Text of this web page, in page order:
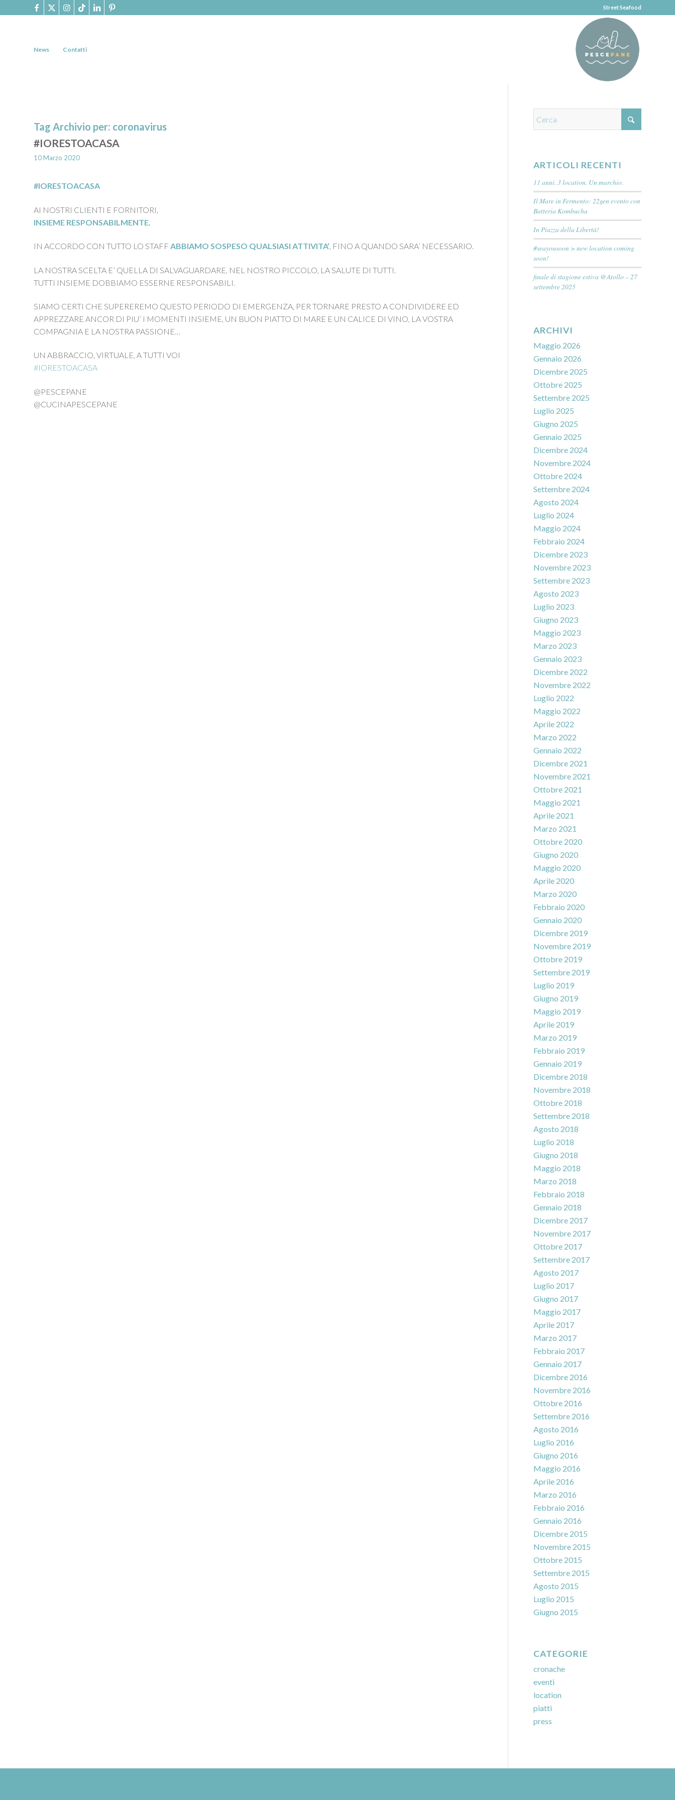
Street Seafood
News Contatti
Tag Archivio per: coronavirus
#IORESTOACASA
10 Marzo 2020
#IORESTOACASA
AI NOSTRI CLIENTI E FORNITORI,
INSIEME RESPONSABILMENTE.
IN ACCORDO CON TUTTO LO STAFF ABBIAMO SOSPESO QUALSIASI ATTIVITA’, FINO A QUANDO SARA’ NECESSARIO.
LA NOSTRA SCELTA E’ QUELLA DI SALVAGUARDARE, NEL NOSTRO PICCOLO, LA SALUTE DI TUTTI.
TUTTI INSIEME DOBBIAMO ESSERNE RESPONSABILI.
SIAMO CERTI CHE SUPEREREMO QUESTO PERIODO DI EMERGENZA, PER TORNARE PRESTO A CONDIVIDERE ED
APPREZZARE ANCOR DI PIU’ I MOMENTI INSIEME, UN BUON PIATTO DI MARE E UN CALICE DI VINO, LA VOSTRA
COMPAGNIA E LA NOSTRA PASSIONE…
UN ABBRACCIO, VIRTUALE, A TUTTI VOI
#IORESTOACASA
@PESCEPANE
@CUCINAPESCEPANE
ARTICOLI RECENTI
11 anni. 3 location. Un marchio.
Il Mare in Fermento: 22gen evento con
Batteria Kombucha
In Piazza della Libertà!
#seayousoon > new location coming
soon!
finale di stagione estiva @Atollo – 27
settembre 2025
ARCHIVI
Maggio 2026
Gennaio 2026
Dicembre 2025
Ottobre 2025
Settembre 2025
Luglio 2025
Giugno 2025
Gennaio 2025
Dicembre 2024
Novembre 2024
Ottobre 2024
Settembre 2024
Agosto 2024
Luglio 2024
Maggio 2024
Febbraio 2024
Dicembre 2023
Novembre 2023
Settembre 2023
Agosto 2023
Luglio 2023
Giugno 2023
Maggio 2023
Marzo 2023
Gennaio 2023
Dicembre 2022
Novembre 2022
Luglio 2022
Maggio 2022
Aprile 2022
Marzo 2022
Gennaio 2022
Dicembre 2021
Novembre 2021
Ottobre 2021
Maggio 2021
Aprile 2021
Marzo 2021
Ottobre 2020
Giugno 2020
Maggio 2020
Aprile 2020
Marzo 2020
Febbraio 2020
Gennaio 2020
Dicembre 2019
Novembre 2019
Ottobre 2019
Settembre 2019
Luglio 2019
Giugno 2019
Maggio 2019
Aprile 2019
Marzo 2019
Febbraio 2019
Gennaio 2019
Dicembre 2018
Novembre 2018
Ottobre 2018
Settembre 2018
Agosto 2018
Luglio 2018
Giugno 2018
Maggio 2018
Marzo 2018
Febbraio 2018
Gennaio 2018
Dicembre 2017
Novembre 2017
Ottobre 2017
Settembre 2017
Agosto 2017
Luglio 2017
Giugno 2017
Maggio 2017
Aprile 2017
Marzo 2017
Febbraio 2017
Gennaio 2017
Dicembre 2016
Novembre 2016
Ottobre 2016
Settembre 2016
Agosto 2016
Luglio 2016
Giugno 2016
Maggio 2016
Aprile 2016
Marzo 2016
Febbraio 2016
Gennaio 2016
Dicembre 2015
Novembre 2015
Ottobre 2015
Settembre 2015
Agosto 2015
Luglio 2015
Giugno 2015
CATEGORIE
cronache
eventi
location
piatti
press